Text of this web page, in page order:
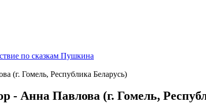
по сказкам Пушкина
(г. Гомель, Республика Беларусь)
Анна Павлова (г. Гомель,